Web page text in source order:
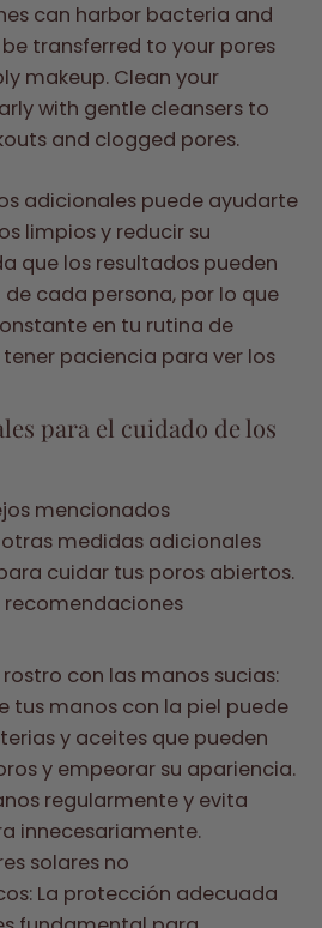
can harbor bacteria and
transferred to your pores
makeup. Clean your
with gentle cleansers to
and clogged pores.
adicionales puede ayudarte
limpios y reducir su
que los resultados pueden
cada persona, por lo que
en tu rutina de
paciencia para ver los
para el cuidado de los
mencionados
medidas adicionales
cuidar tus poros abiertos.
recomendaciones
con las manos sucias:
tus manos con la piel puede
y aceites que pueden
y empeorar su apariencia.
regularmente y evita
innecesariamente.
solares no
La protección adecuada